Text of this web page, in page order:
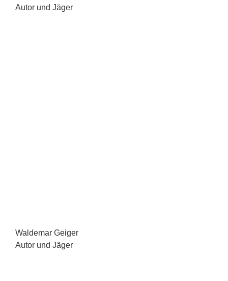
Autor und Jäger
Waldemar Geiger
Autor und Jäger